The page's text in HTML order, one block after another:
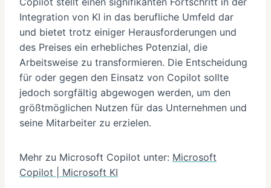
Integration von KI in das berufliche Umfeld dar
und bietet trotz einiger Herausforderungen und
des Preises ein erhebliches Potenzial, die
Arbeitsweise zu transformieren. Die Entscheidung
für oder gegen den Einsatz von Copilot sollte
jedoch sorgfältig abgewogen werden, um den
größtmöglichen Nutzen für das Unternehmen und
seine Mitarbeiter zu erzielen.
Mehr zu Microsoft Copilot unter: Microsoft
Copilot | Microsoft KI